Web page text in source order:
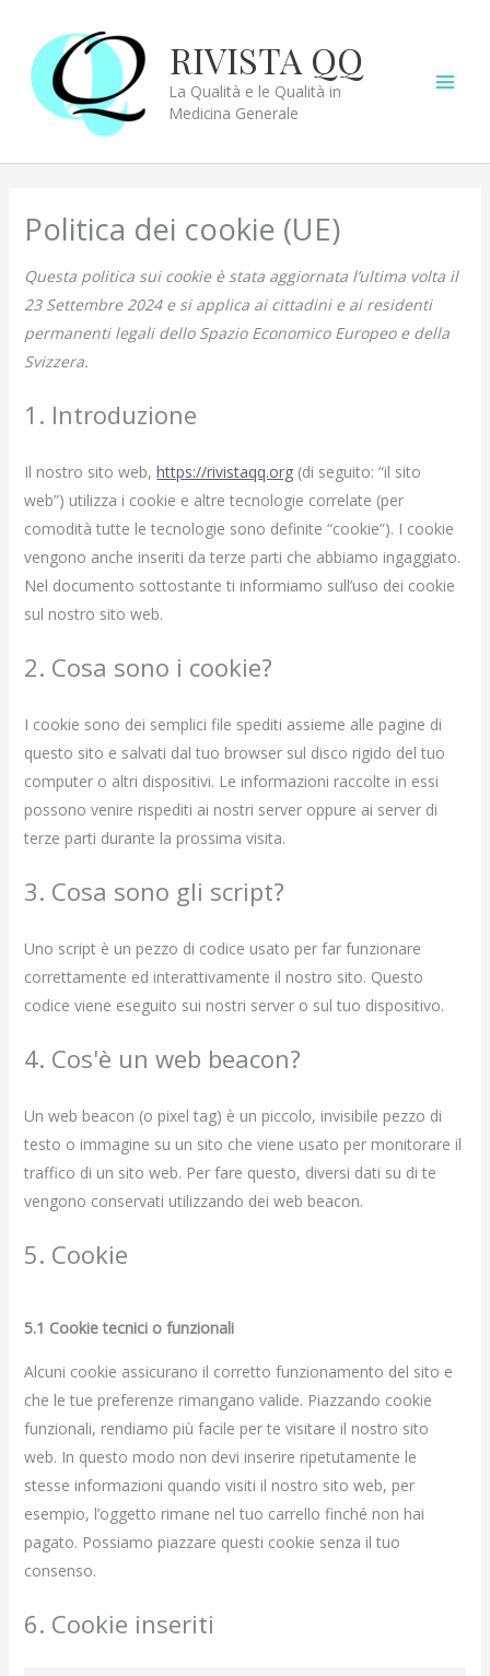
contenuto
RIVISTA QQ
La Qualità e le Qualità in
Medicina Generale
Politica dei cookie (UE)
Questa politica sui cookie è stata aggiornata l’ultima volta il
23 Settembre 2024 e si applica ai cittadini e ai residenti
permanenti legali dello Spazio Economico Europeo e della
Svizzera.
1. Introduzione
Il nostro sito web,https://rivistaqq.org (di seguito: “il sito
web”) utilizza i cookie e altre tecnologie correlate (per
comodità tutte le tecnologie sono definite “cookie”). I cookie
vengono anche inseriti da terze parti che abbiamo ingaggiato.
Nel documento sottostante ti informiamo sull’uso dei cookie
sul nostro sito web.
2. Cosa sono i cookie?
I cookie sono dei semplici file spediti assieme alle pagine di
questo sito e salvati dal tuo browser sul disco rigido del tuo
computer o altri dispositivi. Le informazioni raccolte in essi
possono venire rispediti ai nostri server oppure ai server di
terze parti durante la prossima visita.
3. Cosa sono gli script?
Uno script è un pezzo di codice usato per far funzionare
correttamente ed interattivamente il nostro sito. Questo
codice viene eseguito sui nostri server o sul tuo dispositivo.
4. Cos'è un web beacon?
Un web beacon (o pixel tag) è un piccolo, invisibile pezzo di
testo o immagine su un sito che viene usato per monitorare il
traffico di un sito web. Per fare questo, diversi dati su di te
vengono conservati utilizzando dei web beacon.
5. Cookie
5.1 Cookie tecnici o funzionali
Alcuni cookie assicurano il corretto funzionamento del sito e
che le tue preferenze rimangano valide. Piazzando cookie
funzionali, rendiamo più facile per te visitare il nostro sito
web. In questo modo non devi inserire ripetutamente le
stesse informazioni quando visiti il nostro sito web, per
esempio, l’oggetto rimane nel tuo carrello finché non hai
pagato. Possiamo piazzare questi cookie senza il tuo
consenso.
6. Cookie inseriti